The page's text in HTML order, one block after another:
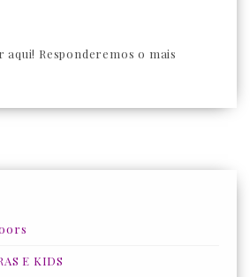
Responderemos o mais
E KIDS